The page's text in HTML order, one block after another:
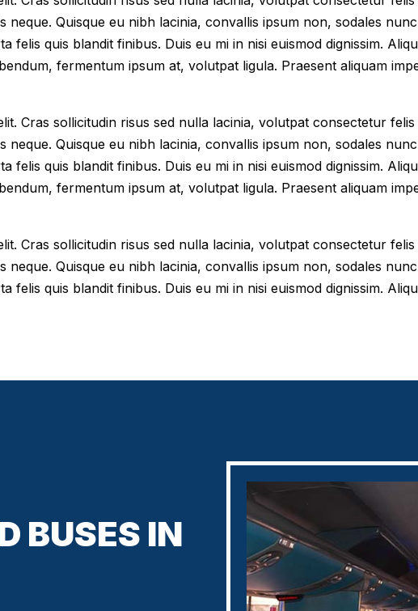
neque. Quisque eu nibh lacinia, convallis ipsum non, sodales
felis quis blandit finibus. Duis eu mi in nisi euismod dignissim.
fermentum ipsum at, volutpat ligula. Praesent aliquam
Cras sollicitudin risus sed nulla lacinia, volutpat consectetur
neque. Quisque eu nibh lacinia, convallis ipsum non, sodales
felis quis blandit finibus. Duis eu mi in nisi euismod dignissim.
fermentum ipsum at, volutpat ligula. Praesent aliquam
Cras sollicitudin risus sed nulla lacinia, volutpat consectetur
neque. Quisque eu nibh lacinia, convallis ipsum non, sodales
felis quis blandit finibus. Duis eu mi in nisi euismod dignissim.
BUSES IN